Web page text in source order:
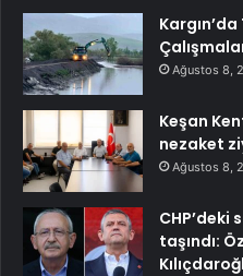
Ağustos 8,
Keşan
nezaket
Ağustos 8,
taşındı: